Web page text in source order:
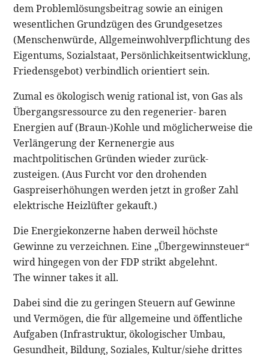
dem Problemlösungsbeitrag sowie an einigen
wesentlichen Grundzügen des Grundgesetzes
(Menschenwürde, Allgemeinwohlverpflichtung des
Eigentums, Sozialstaat, Persönlichkeitsentwicklung,
Friedensgebot) verbindlich orientiert sein.
Zumal es ökologisch wenig rational ist, von Gas als
Übergangsressource zu den regenerier- baren
Energien auf (Braun-)Kohle und möglicherweise die
Verlängerung der Kernenergie aus
machtpolitischen Gründen wieder zurück-
zusteigen. (Aus Furcht vor den drohenden
Gaspreiserhöhungen werden jetzt in großer Zahl
elektrische Heizlüfter gekauft.)
Die Energiekonzerne haben derweil höchste
Gewinne zu verzeichnen. Eine „Übergewinnsteuer“
wird hingegen von der FDP strikt abgelehnt.
The winner takes it all.
Dabei sind die zu geringen Steuern auf Gewinne
und Vermögen, die für allgemeine und öffentliche
Aufgaben (Infrastruktur, ökologischer Umbau,
Gesundheit, Bildung, Soziales, Kultur/siehe drittes